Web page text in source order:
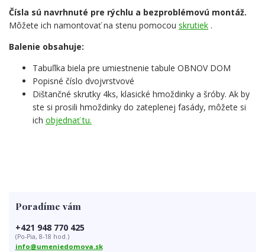
Čísla sú navrhnuté pre rýchlu a bezproblémovú montáž.
Môžete ich namontovať na stenu pomocou skrutiek .
Balenie obsahuje:
Tabuľlka biela pre umiestnenie tabule OBNOV DOM
Popisné číslo dvojvrstvové
Dištančné skrutky 4ks, klasické hmoždinky a šróby. Ak by
ste si prosili hmoždinky do zateplenej fasády, môžete si
ich objednať tu.
Poradíme vám
+421 948 770 425
(Po-Pia, 8-18 hod.)
info@umeniedomova.sk